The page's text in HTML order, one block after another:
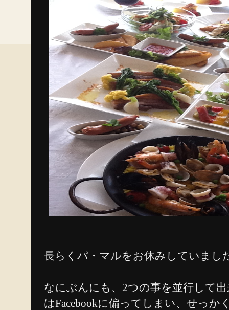
長らくパ・マルをお休みしていまし
なにぶんにも、2つの事を並行して
はFacebookに偏ってしまい、せっか